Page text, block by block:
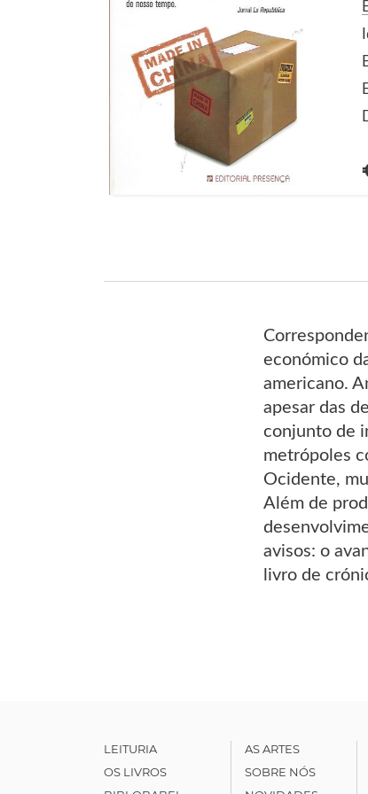
económico
americano.
apesar das
conjunto de
metrópoles
Ocidente,
Além de
avisos: o
livro de
LEITURIA
OS LIVROS
AS ARTES
SOBRE NÓS